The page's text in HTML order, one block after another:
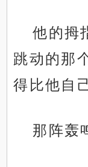
他的拇
跳动的那
得比他自
那阵轰